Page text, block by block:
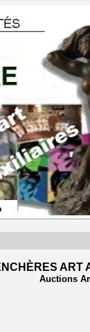
È RES ART
Auctions